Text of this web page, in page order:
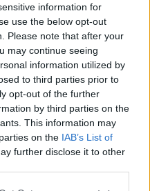
information for
use the below opt-out
Please note that after your
may continue seeing
information utilized by
to third parties prior to
opt-out of the further
by third parties on the
This information may
on the IAB’s List of
further disclose it to other
επιβεβαίωσε ότι
την επίθεση, η οποία
για τους
μίας σημαντικής